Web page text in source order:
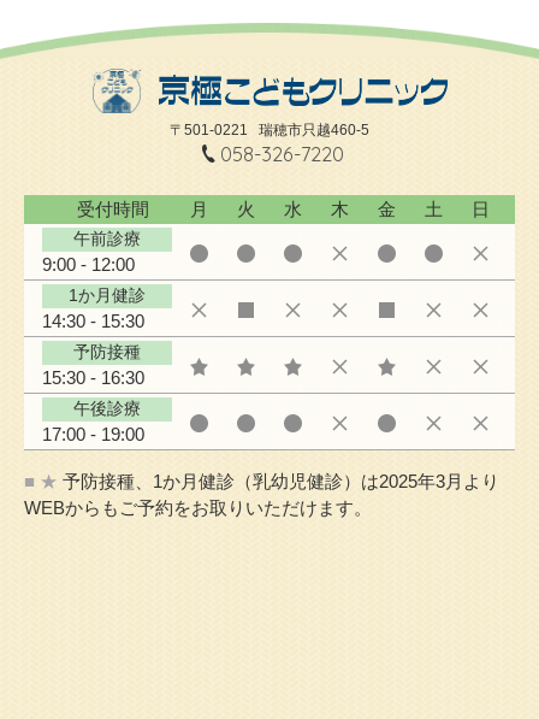
〒501-0221 瑞穂市只越460-5
058-326-7220
受付時間 月 火 水 木 金 土 日
午前診療
9:00 - 12:00
1か月健診
14:30 - 15:30
予防接種
15:30 - 16:30
午後診療
17:00 - 19:00
■ ★ 予防接種、1か月健診（乳幼児健診）は2025年3月より
WEBからもご予約をお取りいただけます。